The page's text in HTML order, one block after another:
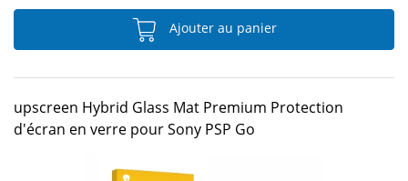
Ajouter au panier
upscreen Hybrid Glass Mat Premium Protection
d'écran en verre pour Sony PSP Go